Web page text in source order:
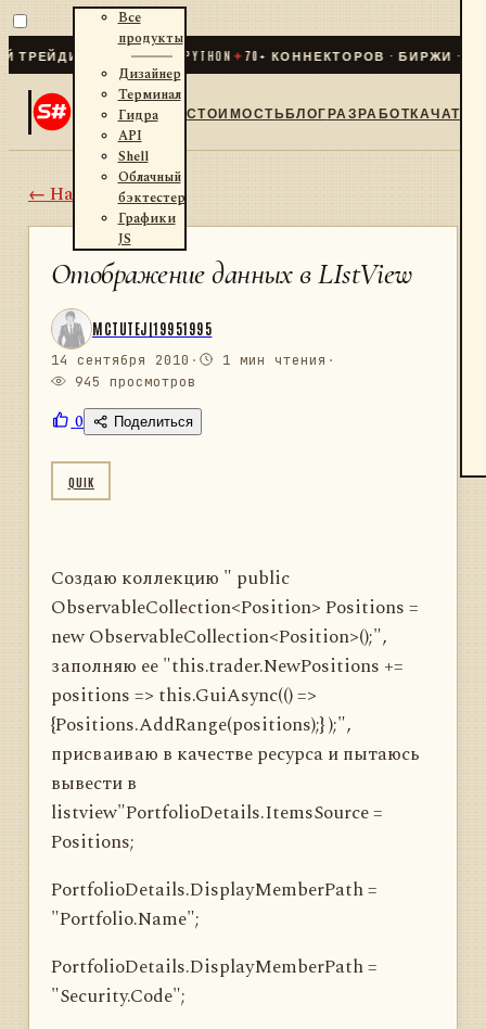
ДЛЯ .NET И PYTHON✦70+ КОННЕКТОРОВ · БИРЖИ ·
Все
продукты
Дизайнер
Терминал
Гидра
API
Shell
Облачный
бэктестер
Графики
JS
СТОИМОСТЬБЛОГРАЗРАБОТКАЧАТ
← Назад
Отображение данных в LIstView
MCTUTEJ|19951995
14 сентября 2010 · 1 мин чтения ·
945 просмотров
0 Поделиться
QUIK
Создаю коллекцию " public
ObservableCollection<Position> Positions =
new ObservableCollection<Position>();",
заполняю ее "this.trader.NewPositions +=
positions => this.GuiAsync(() =>
{Positions.AddRange(positions);} );",
присваиваю в качестве ресурса и пытаюсь
вывести в
listview"PortfolioDetails.ItemsSource =
Positions;
PortfolioDetails.DisplayMemberPath =
"Portfolio.Name";
PortfolioDetails.DisplayMemberPath =
"Security.Code";